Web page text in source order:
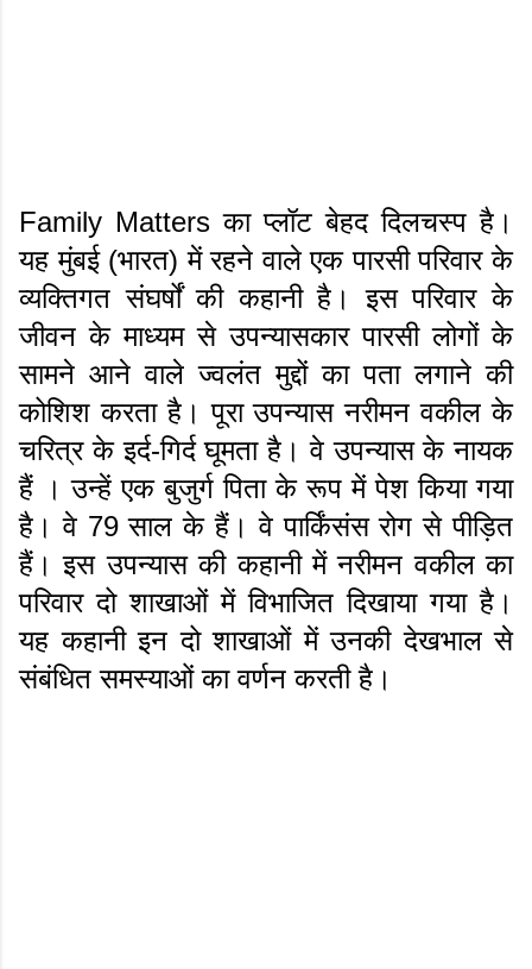
Family Matters का प्लॉट बेहद दिलचस्प है।
यह मुंबई (भारत) में रहने वाले एक पारसी परिवार के
व्यक्तिगत संघर्षों की कहानी है। इस परिवार के
जीवन के माध्यम से उपन्यासकार पारसी लोगों के
सामने आने वाले ज्वलंत मुद्दों का पता लगाने की
कोशिश करता है। पूरा उपन्यास नरीमन वकील के
चरित्र के इर्द-गिर्द घूमता है। वे उपन्यास के नायक
हैं । उन्हें एक बुजुर्ग पिता के रूप में पेश किया गया
है। वे 79 साल के हैं। वे पार्किंसंस रोग से पीड़ित
हैं। इस उपन्यास की कहानी में नरीमन वकील का
परिवार दो शाखाओं में विभाजित दिखाया गया है।
यह कहानी इन दो शाखाओं में उनकी देखभाल से
संबंधित समस्याओं का वर्णन करती है।